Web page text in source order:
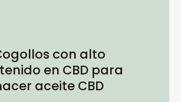
con alto
en CBD para
aceite CBD